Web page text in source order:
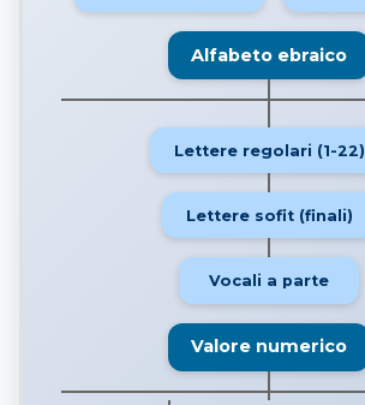
Alfabeto ebraico
Lettere regolari (1-22)
Lettere sofit (finali)
Vocali a parte
Valore numerico